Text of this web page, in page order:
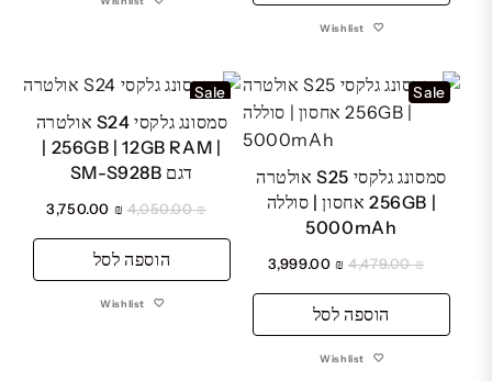
Wishlist
Sale
סמסונג גלקסי S24 אולטרה
| 256GB | 12GB RAM |
דגם SM-S928B
₪
4,050.00
המחיר
היה:
₪ 4,050.00.
₪
המחיר
₪ 3,750.00.
הוספה לסל
Wishlist
Sale
סמסונג גלקסי S25 אולטרה
| 256GB אחסון | סוללה
5000mAh
₪
4,479.00
המחיר
היה:
₪ 4,479.00.
₪
המחיר
₪ 3,999.00.
הוספה לסל
Wishlist